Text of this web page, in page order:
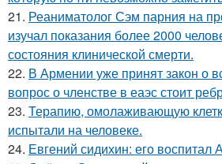
21. Реаниматолог Сэм парния на
изучал показания более 2000
состояния клинической смерти.
22. В Армении уже принят закон о
вопрос о членстве в еаэс стоит
23. Терапию, омолаживающую
испытали на человеке.
24. Евгений сидихин: его воспитал